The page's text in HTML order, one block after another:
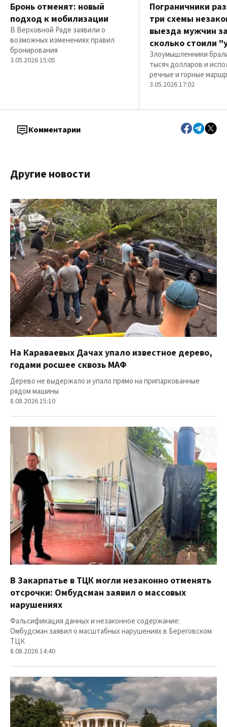
Бронь отменят: новый
подход к мобилизации
В Верховной Раде заявили о
возможных изменениях правил
бронирования
3.05.2026 15:05
Пограничники
три схемы
выезда мужчин
сколько стоили
Злоумышленники
тысяч долларов и
речные и горные
3.05.2026 17:02
Комментарии
Другие новости
На Караваевых Дачах упало известное дерево,
годами росшее сквозь МАФ
Дерево не выдержало и упало прямо на припаркованные
рядом машины
8.08.2026 15:10
В Закарпатье в ТЦК могли незаконно отменять
отсрочки: Омбудсман заявил о массовых
нарушениях
Фальсификация данных и незаконное содержание:
Омбудсман заявил о масштабных нарушениях в Береговском
ТЦК
8.08.2026 14:40